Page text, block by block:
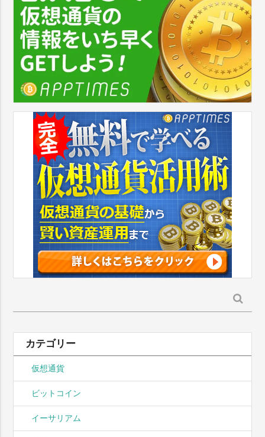
索:
カテゴリー
仮想通貨
ビットコイン
イーサリアム